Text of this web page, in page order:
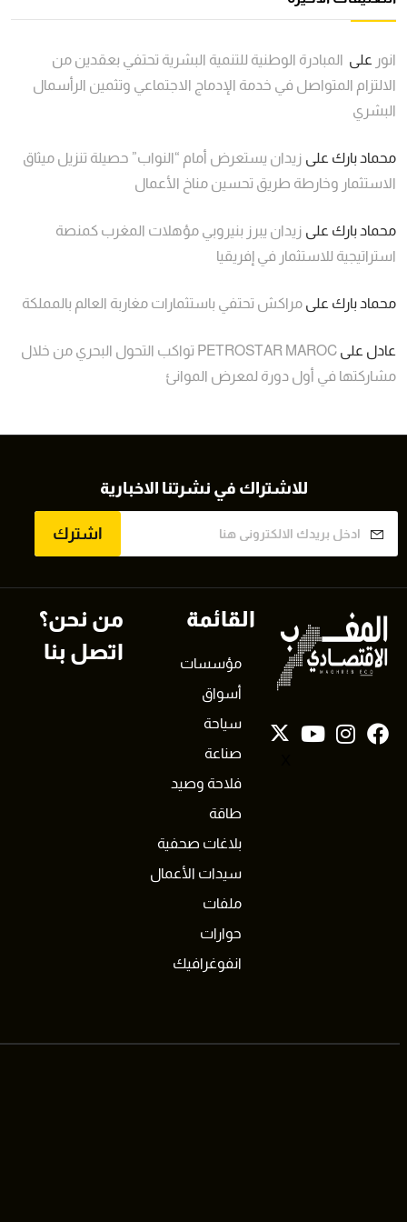
انور على المبادرة الوطنية للتنمية البشرية تحتفي بعقدين من
الالتزام المتواصل في خدمة الإدماج الاجتماعي وتثمين الرأسمال
البشري
محماد بارك على زيدان يستعرض أمام “النواب” حصيلة تنزيل ميثاق
الاستثمار وخارطة طريق تحسين مناخ الأعمال
محماد بارك على زيدان يبرز بنيروبي مؤهلات المغرب كمنصة
استراتيجية للاستثمار في إفريقيا
محماد بارك على مراكش تحتفي باستثمارات مغاربة العالم بالمملكة
عادل على
PETROSTAR MAROC تواكب التحول البحري من خلال
مشاركتها في أول دورة لمعرض الموانئ
للاشتراك في نشرتنا الاخبارية
اشترك
القائمة
مؤسسات
أسواق
سياحة
صناعة
فلاحة وصيد
طاقة
بلاغات صحفية
سيدات الأعمال
ملفات
حوارات
انفوغرافيك
من نحن؟
اتصل بنا